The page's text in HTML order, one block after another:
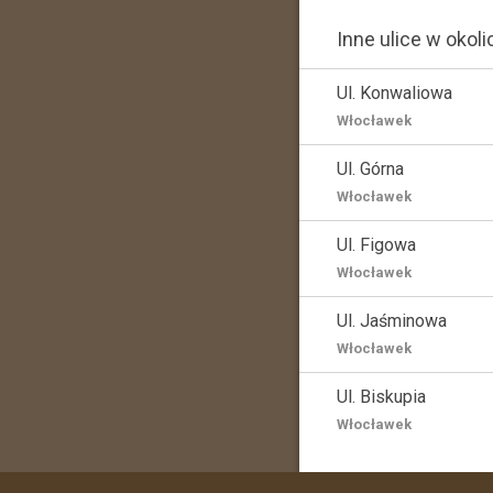
Inne ulice w
Ul. Konwaliowa
Włocławek
Ul. Górna
Włocławek
Ul. Figowa
Włocławek
Ul. Jaśminowa
Włocławek
Ul. Biskupia
Włocławek